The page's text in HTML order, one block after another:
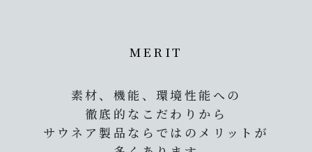
MERIT
素材、機能、環境性能への
徹底的なこだわりから
サウネア製品ならではのメリットが